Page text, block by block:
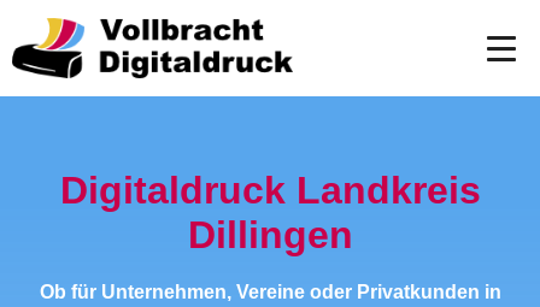
Digitaldruck Landkreis
Dillingen
Ob für Unternehmen, Vereine oder Privatkunden in